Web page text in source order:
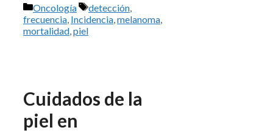
Categorías
Oncología Etiquetas
detección
frecuencia Incidencia melanoma
mortalidad piel
Cuidados de la
piel en